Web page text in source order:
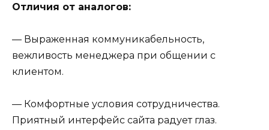
Отличия от аналогов:
— Выраженная коммуникабельность,
вежливость менеджера при общении с
клиентом.
— Комфортные условия сотрудничества.
Приятный интерфейс сайта радует глаз.